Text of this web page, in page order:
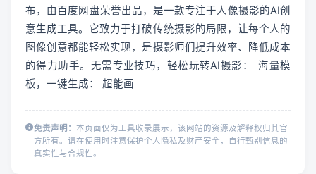
布，由百度网盘荣誉出品，是一款专注于人像摄影的AI创
意生成工具。它致力于打破传统摄影的局限，让每个人的
图像创意都能轻松实现，是摄影师们提升效率、降低成本
的得力助手。无需专业技巧，轻松玩转AI摄影： 	海量模
板，一键生成： 超能画
免责声明： 本页面仅为工具收录展示，该网站的资源及解释权归其官
方所有。请在使用时注意保护个人隐私及财产安全，自行甄别信息的
真实性与合规性。